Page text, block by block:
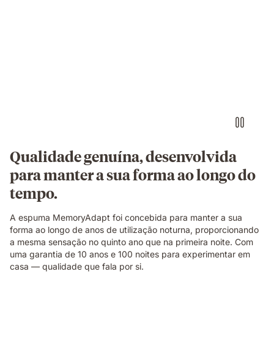
Qualidade genuína, desenvolvida
para manter a sua forma ao longo do
tempo.
A espuma MemoryAdapt foi concebida para manter a sua
forma ao longo de anos de utilização noturna, proporcionando
a mesma sensação no quinto ano que na primeira noite. Com
uma garantia de 10 anos e 100 noites para experimentar em
casa — qualidade que fala por si.